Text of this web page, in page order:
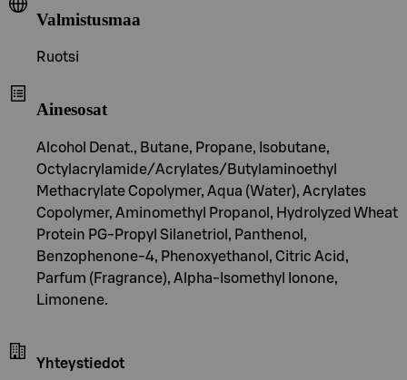
Valmistusmaa
Ruotsi
Ainesosat
Alcohol Denat., Butane, Propane, Isobutane,
Octylacrylamide/Acrylates/Butylaminoethyl
Methacrylate Copolymer, Aqua (Water), Acrylates
Copolymer, Aminomethyl Propanol, Hydrolyzed Wheat
Protein PG-Propyl Silanetriol, Panthenol,
Benzophenone-4, Phenoxyethanol, Citric Acid,
Parfum (Fragrance), Alpha-Isomethyl Ionone,
Limonene.
Yhteystiedot